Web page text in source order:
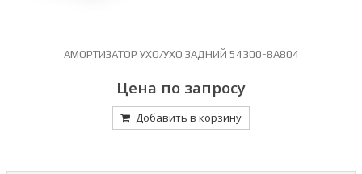
АМОРТИЗАТОР УХО/УХО ЗАДНИЙ 54300-8A804
Цена по запросу
Добавить в корзину